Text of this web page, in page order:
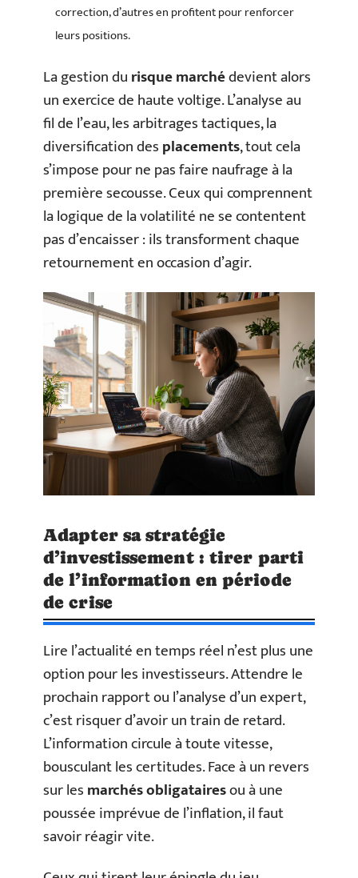
correction, d’autres en profitent pour renforcer
leurs positions.
La gestion durisque marchédevient alors
un exercice de haute voltige. L’analyse au
fil de l’eau, les arbitrages tactiques, la
diversification desplacements, tout cela
s’impose pour ne pas faire naufrage à la
première secousse. Ceux qui comprennent
la logique de la volatilité ne se contentent
pas d’encaisser : ils transforment chaque
retournement en occasion d’agir.
Adapter sa stratégie
d’investissement : tirer parti
de l’information en période
de crise
Lire l’actualité en temps réel n’est plus une
option pour les investisseurs. Attendre le
prochain rapport ou l’analyse d’un expert,
c’est risquer d’avoir un train de retard.
L’information circule à toute vitesse,
bousculant les certitudes. Face à un revers
sur lesmarchés obligatairesou à une
poussée imprévue de l’inflation, il faut
savoir réagir vite.